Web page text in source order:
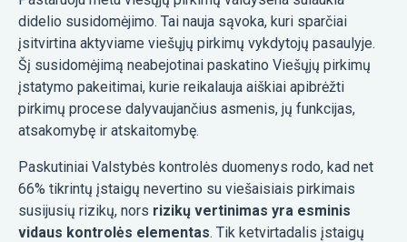
didelio susidomėjimo. Tai nauja sąvoka, kuri sparčiai
įsitvirtina aktyviame viešųjų pirkimų vykdytojų pasaulyje.
Šį susidomėjimą neabejotinai paskatino Viešųjų pirkimų
įstatymo pakeitimai, kurie reikalauja aiškiai apibrėžti
pirkimų procese dalyvaujančius asmenis, jų funkcijas,
atsakomybę ir atskaitomybę.
Paskutiniai Valstybės kontrolės duomenys rodo, kad net
66% tikrintų įstaigų nevertino su viešaisiais pirkimais
susijusių rizikų, nors rizikų vertinimas yra esminis
vidaus kontrolės elementas. Tik ketvirtadalis įstaigų